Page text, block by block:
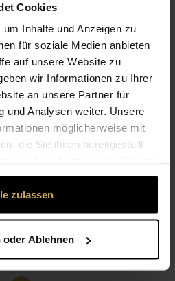
Cookies
Inhalte und Anzeigen zu
für soziale Medien anbieten
auf unsere Website zu
wir Informationen zu Ihrer
an unsere Partner für
und Analysen weiter. Unsere
möglicherweise mit
die Sie ihnen bereitgestellt
zulassen
oder Ablehnen